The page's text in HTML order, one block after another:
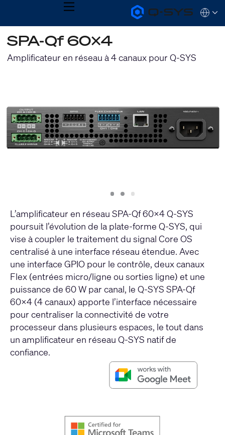
Q-
SYS
MENU
QSYS.com (English)
India (English)
Deutsch
Español
SPA-Qf 60x4
Amplificateur en réseau à 4 canaux pour Q-SYS
Slide
1 Slide
2 Slide
3
L’amplificateur en réseau SPA-Qf 60x4 Q-SYS
poursuit l’évolution de la plate-forme Q-SYS, qui
vise à coupler le traitement du signal Core OS
centralisé à une interface réseau étendue. Avec
une interface GPIO pour le contrôle, deux canaux
Flex (entrées micro/ligne ou sorties ligne) et une
puissance de 60 W par canal, le Q-SYS SPA-Qf
60x4 (4 canaux) apporte l’interface nécessaire
pour centraliser la connectivité de votre
processeur dans plusieurs espaces, le tout dans
un amplificateur en réseau Q-SYS natif de
confiance.